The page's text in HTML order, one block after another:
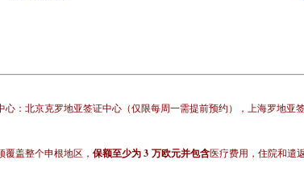
心： 北京克罗地亚签证中心（仅限每周一需提前预约），上海罗地亚
覆盖整个申根地区， 保额至少为 3 万欧元并包含医疗费用，住院和遣